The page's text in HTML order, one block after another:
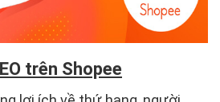
trên Shopee